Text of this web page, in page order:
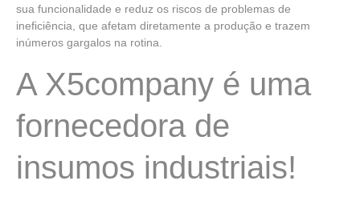
sua funcionalidade e reduz os riscos de problemas de
ineficiência, que afetam diretamente a produção e trazem
inúmeros gargalos na rotina.
A X5company é uma
fornecedora de
insumos industriais!